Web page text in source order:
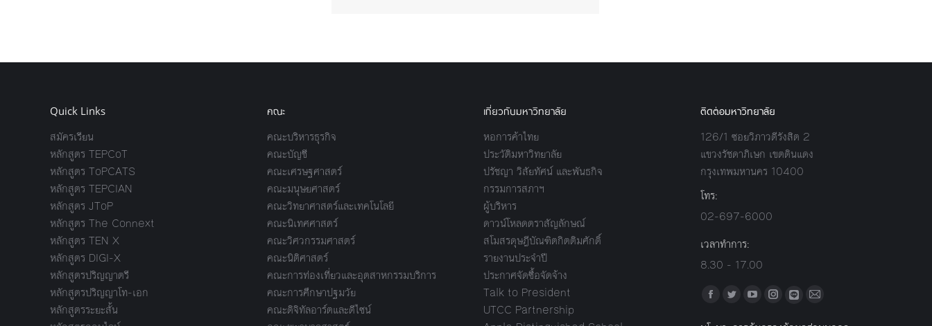
Quick Links
สมัครเรียน
หลักสูตร TEPCoT
หลักสูตร ToPCATS
หลักสูตร TEPCIAN
หลักสูตร JToP
หลักสูตร The Connext
หลักสูตร TEN X
หลักสูตร DIGI-X
หลักสูตรปริญญาตรี
หลักสูตรปริญญาโท-เอก
หลักสูตรระยะสั้น
คณะ
คณะบริหารธุรกิจ
คณะบัญชี
คณะเศรษฐศาสตร์
คณะมนุษยศาสตร์
คณะวิทยาศาสตร์และเทคโนโลยี
คณะนิเทศศาสตร์
คณะวิศวกรรมศาสตร์
คณะนิติศาสตร์
คณะการท่องเที่ยวและอุตสาหกรรมบริการ
คณะการศึกษาปฐมวัย
คณะดิจิทัลอาร์ตและดีไซน์
เกี่ยวกับมหาวิทยาลัย
หอการค้าไทย
ประวัติมหาวิทยาลัย
ปรัชญา วิสัยทัศน์ และพันธกิจ
กรรมการสภาฯ
ผู้บริหาร
ดาวน์โหลดตราสัญลักษณ์
สโมสรดุษฎีบัณฑิตกิตติมศักดิ์
รายงานประจำปี
ประกาศจัดซื้อจัดจ้าง
Talk to President
UTCC Partnership
ติดต่อมหาวิทยาลัย
126/1 ซอยวิภาวดีรังสิต 2
แขวงรัชดาภิเษก เขตดินแดง
กรุงเทพมหานคร 10400
โทร:
02-697-6000
เวลาทำการ:
8.30 - 17.00
Find us on:
Facebook
TwitterYouTube
Instagram
LineMail